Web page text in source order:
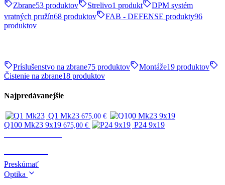
Zbrane53 produktov Strelivo1 produkt
DPM systém
vratných pružín68 produktov FAB - DEFENSE produkty96
produktov
Príslušenstvo na zbrane75 produktov Montáže19 produktov
Čistenie na zbrane18 produktov
Najpredávanejšie
Q1 Mk23 675,00 €
Q100 Mk23 9x19 675,00 €
P24 9x19
Preskúmať
Optika